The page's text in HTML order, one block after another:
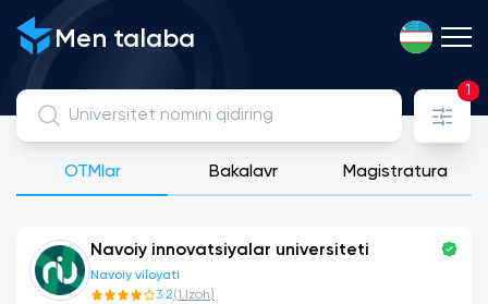
Davlat, Litsenziyaga ega xususiy va xalqaro
Men talaba
1
OTMlar Bakalavr Magistratura
Navoiy innovatsiyalar universiteti
Navoiy viloyati
3.2(1 Izoh)